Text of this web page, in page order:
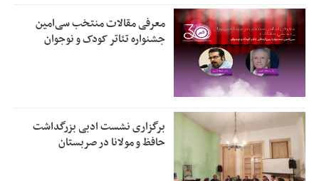
معرفی مقالات منتخب سی‌امین
جشنواره تئاتر کودک و نوجوان
برگزاری نشست ادبی بزرگداشت
حافظ و مولانا در صربستان